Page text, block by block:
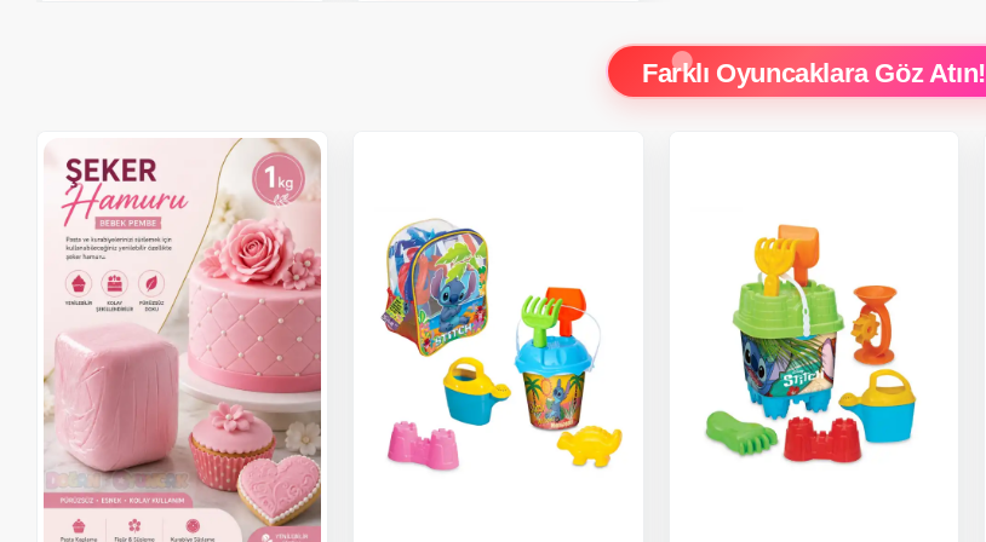
Farklı Oyuncaklara Göz Atın!